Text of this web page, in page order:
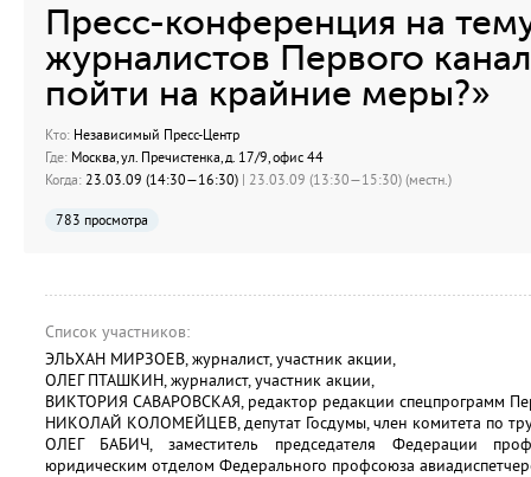
Пресс-конференция на
журналистов Первого
пойти на крайние меры?»
Кто: Независимый Пресс-Центр
Где: Москва, ул. Пречистенка, д. 17/9, офис 44
Когда: 23.03.09 (14:30—16:30) | 23.03.09 (13:30—15:30) (местн.)
783 просмотра
Список участников:
ЭЛЬХАН МИРЗОЕВ, журналист, участник акции,
ОЛЕГ ПТАШКИН, журналист, участник акции,
ВИКТОРИЯ САВАРОВСКАЯ, редактор редакции спецпрограмм
НИКОЛАЙ КОЛОМЕЙЦЕВ, депутат Госдумы, член комитета по
ОЛЕГ БАБИЧ, заместитель председателя Федерации
юридическим отделом Федерального профсоюза